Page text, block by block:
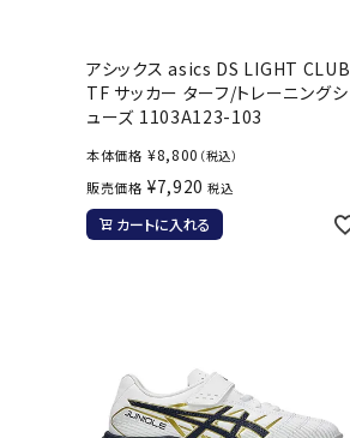
アシックス asics DS LIGHT CLUB
TF サッカー ターフ/トレーニングシ
ューズ 1103A123-103
本体価格 ¥8,800 （税込）
販売価格 ¥7,920 税込
カートに入れる